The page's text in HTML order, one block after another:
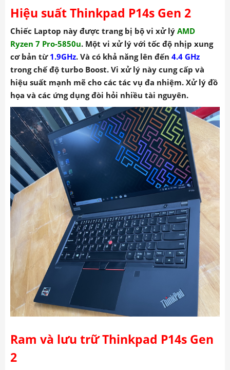
Hiệu suất Thinkpad P14s Gen 2
Chiếc Laptop này được trang bị bộ vi xử lý AMD
Ryzen 7 Pro-5850u. Một vi xử lý với tốc độ nhịp xung
cơ bản từ 1.9GHz. Và có khả năng lên đến 4.4 GHz
trong chế độ turbo Boost. Vi xử lý này cung cấp và
hiệu suất mạnh mẽ cho các tác vụ đa nhiệm. Xử lý đồ
họa và các ứng dụng đòi hỏi nhiều tài nguyên.
Ram và lưu trữ Thinkpad P14s Gen
2